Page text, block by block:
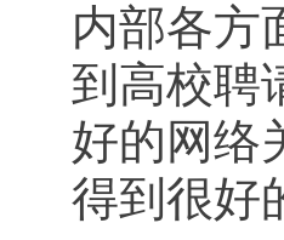
内部各方
到高校聘
好的网络
得到很好